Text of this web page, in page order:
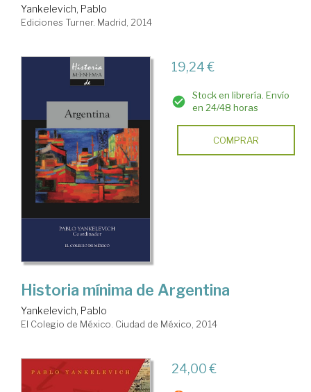
Yankelevich, Pablo
Ediciones Turner. Madrid, 2014
19,24 €
Stock en librería. Envío
en 24/48 horas
COMPRAR
Historia mínima de Argentina
Yankelevich, Pablo
El Colegio de México. Ciudad de México, 2014
24,00 €